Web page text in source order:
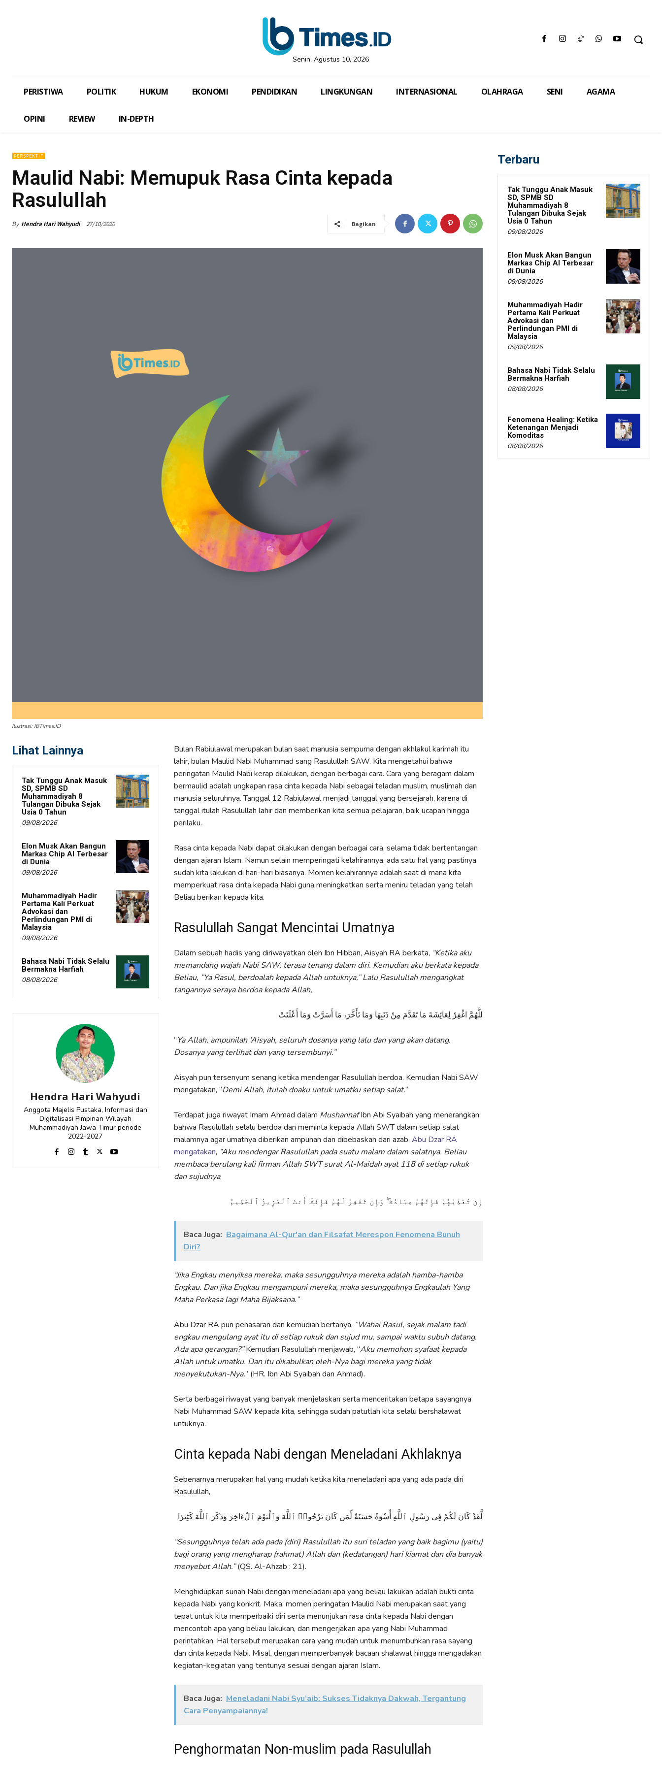
Senin, Agustus 10, 2026
PERISTIWA POLITIK HUKUM EKONOMI PENDIDIKAN LINGKUNGAN INTERNASIONAL OLAHRAGA SENI AGAMA
OPINI REVIEW IN-DEPTH
PERSPEKTIF
Maulid Nabi: Memupuk Rasa Cinta kepada
Rasulullah
By Hendra Hari Wahyudi 27/10/2020 Bagikan
Ilustrasi: IBTimes.ID
Lihat Lainnya
Tak Tunggu Anak Masuk
SD, SPMB SD
Muhammadiyah 8
Tulangan Dibuka Sejak
Usia 0 Tahun
09/08/2026
Elon Musk Akan Bangun
Markas Chip AI Terbesar
di Dunia
09/08/2026
Muhammadiyah Hadir
Pertama Kali Perkuat
Advokasi dan
Perlindungan PMI di
Malaysia
09/08/2026
Bahasa Nabi Tidak Selalu
Bermakna Harfiah
08/08/2026
Hendra Hari Wahyudi
Anggota Majelis Pustaka, Informasi dan
Digitalisasi Pimpinan Wilayah
Muhammadiyah Jawa Timur periode
2022-2027
Bulan Rabiulawal merupakan bulan saat manusia sempurna dengan akhlakul karimah itu
lahir, bulan Maulid Nabi Muhammad sang Rasulullah SAW. Kita mengetahui bahwa
peringatan Maulid Nabi kerap dilakukan, dengan berbagai cara. Cara yang beragam dalam
bermaulid adalah ungkapan rasa cinta kepada Nabi sebagai teladan muslim, muslimah dan
manusia seluruhnya. Tanggal 12 Rabiulawal menjadi tanggal yang bersejarah, karena di
tanggal itulah Rasulullah lahir dan memberikan kita semua pelajaran, baik ucapan hingga
perilaku.
Rasa cinta kepada Nabi dapat dilakukan dengan berbagai cara, selama tidak bertentangan
dengan ajaran Islam. Namun selain memperingati kelahirannya, ada satu hal yang pastinya
sudah kita lakukan di hari-hari biasanya. Momen kelahirannya adalah saat di mana kita
memperkuat rasa cinta kepada Nabi guna meningkatkan serta meniru teladan yang telah
Beliau berikan kepada kita.
Rasulullah Sangat Mencintai Umatnya
Dalam sebuah hadis yang diriwayatkan oleh Ibn Hibban, Aisyah RA berkata, “Ketika aku
memandang wajah NabiSAW, terasa tenang dalam diri. Kemudian aku berkata kepada
Beliau, ”Ya Rasul, berdoalah kepada Allah untuknya,” Lalu Rasulullah mengangkat
tangannya seraya berdoa kepada Allah,
للَّهُمَّ اغْفِرْ لِعَائِشَةَ مَا تَقَدَّمَ مِنْ ذَنَبِهَا وَمَا تَأَخَّرَ، مَا أَسَرَّتْ وَمَا أَعْلَنَتْ
“Ya Allah, ampunilah ‘Aisyah, seluruh dosanya yang lalu dan yang akan datang.
Dosanya yang terlihat dan yang tersembunyi.”
Aisyah pun tersenyum senang ketika mendengar Rasulullah berdoa. Kemudian Nabi SAW
mengatakan, “Demi Allah, itulah doaku untuk umatku setiap salat.“
Terdapat juga riwayat Imam Ahmad dalam MushannafIbn Abi Syaibah yang menerangkan
bahwa Rasulullah selalu berdoa dan meminta kepada Allah SWT dalam setiap salat
malamnya agar umatnya diberikan ampunan dan dibebaskan dari azab. Abu Dzar RA
mengatakan, “Aku mendengar Rasulullah pada suatu malam dalam salatnya. Beliau
membaca berulang kali firman Allah SWT surat Al-Maidah ayat 118 di setiap rukuk
dan sujudnya,
إِن تُعَذِّبْهُمْ فَإِنَّهُمْ عِبَادُكَ ۖ وَإِن تَغْفِرْ لَهُمْ فَإِنَّكَ أَنتَ ٱلْعَزِيزُ ٱلْحَكِيمُ
Baca Juga: Bagaimana Al-Qur'an dan Filsafat Merespon Fenomena Bunuh
Diri?
“Jika Engkau menyiksa mereka, maka sesungguhnya mereka adalah hamba-hamba
Engkau. Dan jika Engkau mengampuni mereka, maka sesungguhnya Engkaulah Yang
Maha Perkasa lagi Maha Bijaksana.”
Abu Dzar RA pun penasaran dan kemudian bertanya, “Wahai Rasul, sejak malam tadi
engkau mengulang ayat itu di setiap rukuk dan sujud mu, sampai waktu subuh datang.
Ada apa gerangan?”Kemudian Rasulullah menjawab, “Aku memohon syafaat kepada
Allah untuk umatku. Dan itu dikabulkan oleh-Nya bagi mereka yang tidak
menyekutukan-Nya.” (HR. Ibn Abi Syaibah dan Ahmad).
Serta berbagai riwayat yang banyak menjelaskan serta menceritakan betapa sayangnya
Nabi Muhammad SAW kepada kita, sehingga sudah patutlah kita selalu bershalawat
untuknya.
Cinta kepada Nabi dengan Meneladani Akhlaknya
Sebenarnya merupakan hal yang mudah ketika kita meneladani apa yang ada pada diri
Rasulullah,
لَّقَدْ كَانَ لَكُمْ فِى رَسُولِ ٱللَّهِ أُسْوَةٌ حَسَنَةٌ لِّمَن كَانَ يَرْجُوا۟ ٱللَّهَ وَٱلْيَوْمَ ٱلْءَاخِرَ وَذَكَرَ ٱللَّهَ كَثِيرًا
“Sesungguhnya telah ada pada (diri) Rasulullah itu suri teladan yang baik bagimu (yaitu)
bagi orang yang mengharap (rahmat) Allah dan (kedatangan) hari kiamat dan dia banyak
menyebut Allah.”(QS. Al-Ahzab : 21).
Menghidupkan sunah Nabi dengan meneladani apa yang beliau lakukan adalah bukti cinta
kepada Nabi yang konkrit. Maka, momen peringatan Maulid Nabi merupakan saat yang
tepat untuk kita memperbaiki diri serta menunjukan rasa cinta kepada Nabi dengan
mencontoh apa yang beliau lakukan, dan mengerjakan apa yang Nabi Muhammad
perintahkan. Hal tersebut merupakan cara yang mudah untuk menumbuhkan rasa sayang
dan cinta kepada Nabi. Misal, dengan memperbanyak bacaan shalawat hingga mengadakan
kegiatan-kegiatan yang tentunya sesuai dengan ajaran Islam.
Baca Juga: Meneladani Nabi Syu’aib: Sukses Tidaknya Dakwah, Tergantung
Cara Penyampaiannya!
Penghormatan Non-muslim pada Rasulullah
Terbaru
Tak Tunggu Anak Masuk
SD, SPMB SD
Muhammadiyah 8
Tulangan Dibuka Sejak
Usia 0 Tahun
09/08/2026
Elon Musk Akan Bangun
Markas Chip AI Terbesar
di Dunia
09/08/2026
Muhammadiyah Hadir
Pertama Kali Perkuat
Advokasi dan
Perlindungan PMI di
Malaysia
09/08/2026
Bahasa Nabi Tidak Selalu
Bermakna Harfiah
08/08/2026
Fenomena Healing: Ketika
Ketenangan Menjadi
Komoditas
08/08/2026